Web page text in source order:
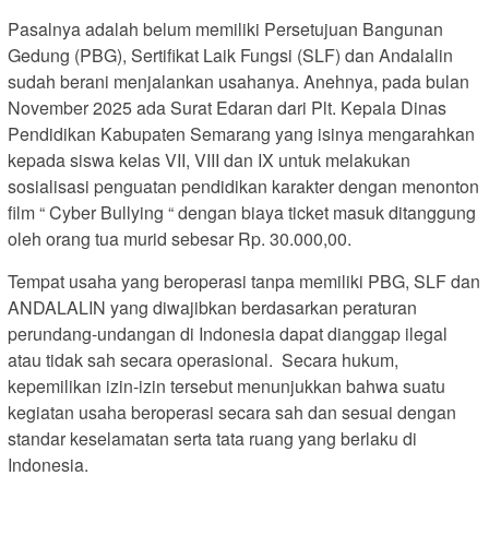
Pasalnya adalah belum memiliki Persetujuan Bangunan
Gedung (PBG), Sertifikat Laik Fungsi (SLF) dan Andalalin
sudah berani menjalankan usahanya. Anehnya, pada bulan
November 2025 ada Surat Edaran dari Plt. Kepala Dinas
Pendidikan Kabupaten Semarang yang isinya mengarahkan
kepada siswa kelas VII, VIII dan IX untuk melakukan
sosialisasi penguatan pendidikan karakter dengan menonton
film “ Cyber Bullying “ dengan biaya ticket masuk ditanggung
oleh orang tua murid sebesar Rp. 30.000,00.
Tempat usaha yang beroperasi tanpa memiliki PBG, SLF dan
ANDALALIN yang diwajibkan berdasarkan peraturan
perundang-undangan di Indonesia dapat dianggap ilegal
atau tidak sah secara operasional. Secara hukum,
kepemilikan izin-izin tersebut menunjukkan bahwa suatu
kegiatan usaha beroperasi secara sah dan sesuai dengan
standar keselamatan serta tata ruang yang berlaku di
Indonesia.